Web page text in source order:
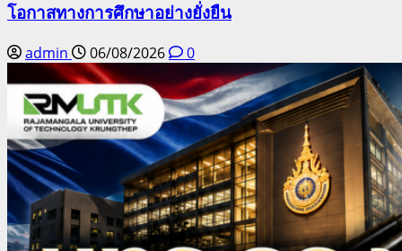
โอกาสทางการศึกษาอย่างยั่งยืน
admin 06/08/2026 0